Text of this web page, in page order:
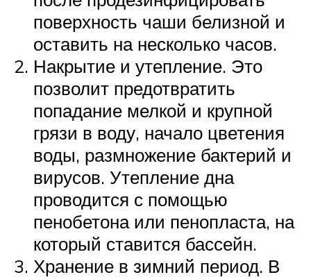
поверхность чаши белизной и
оставить на несколько часов.
Накрытие и утепление. Это
позволит предотвратить
попадание мелкой и крупной
грязи в воду, начало цветения
воды, размножение бактерий и
вирусов. Утепление дна
проводится с помощью
пенобетона или пенопласта, на
который ставится бассейн.
Хранение в зимний период. В